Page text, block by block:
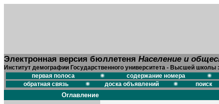
Электронная версия бюллетеня Население и
Институт демографии Государственного университета - Высшей школы
первая полоса
содержание номера
обратная связь
доска объявлений поиск
Оглавление